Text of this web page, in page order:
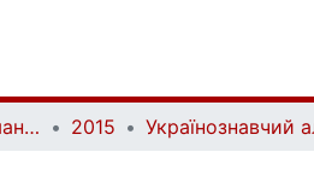
Українознавчий альманах | Almanac of Ukrainian Studies 2015